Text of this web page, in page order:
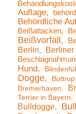
Auflage
Behördliche
Beißattacken
Beißvorfall
Berlin
Berliner
Hund
Dogge
Bottrop
Bremerhaven
Terrier in Bayern
Bulldogge